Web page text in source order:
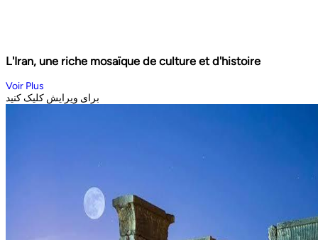
L'Iran, une riche mosaïque de culture et d'histoire
Voir Plus
برای ویرایش کلیک کنید